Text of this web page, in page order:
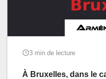
3 min de lecture
À Bruxelles, dans le